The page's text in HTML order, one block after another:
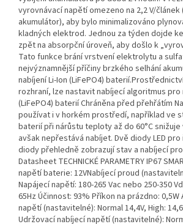
vyrovnávací napětí omezeno na 2,2 V/článek
akumulátor), aby bylo minimalizováno
kladných elektrod. Jednou za týden dojde
zpět na absorpční úroveň, aby došlo k
Tato funkce brání vrstvení elektrolytu a
nejvýznamnější příčiny brzkého selhání
nabíjení Li-Ion (LiFePO4)
rozhraní, lze nastavit nabíjecí algoritmus pro
(LiFePO4) baterií Chráněna před přehřátím
používat i v horkém prostředí, například ve
baterií při nárůstu teploty až do 60°C
avšak nepřestává nabíjet. Dvě diody LED
diody přehledně zobrazují stav a nabíjecí
Datasheet TECHNICKÉ PARAMETRY IP67
napětí baterie: 12VNabíjecí proud
Napájecí napětí: 180-265 Vac nebo 250-350
65Hz Účinnost: 93% Příkon na prázdno:
napětí (nastavitelné): Normal 14,4V, High:
Udržovací nabíjecí napětí (nastavitelné):